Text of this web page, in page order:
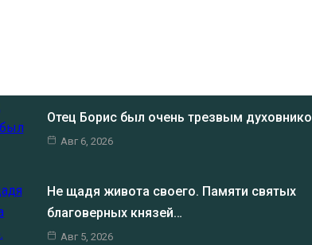
Отец Борис был очень трезвым
Авг 6, 2026
Не щадя живота своего. Памяти святых
благоверных князей…
Авг 5, 2026